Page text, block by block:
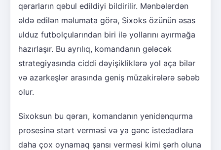
qərarların qəbul edildiyi bildirilir. Mənbələrdən
əldə edilən məlumata görə, Sixoks özünün əsas
ulduz futbolçularından biri ilə yollarını ayırmağa
hazırlaşır. Bu ayrılıq, komandanın gələcək
strategiyasında ciddi dəyişikliklərə yol aça bilər
və azarkeşlər arasında geniş müzakirələrə səbəb
olur.
Sixoksun bu qərarı, komandanın yenidənqurma
prosesinə start verməsi və ya gənc istedadlara
daha çox oynamaq şansı verməsi kimi şərh oluna